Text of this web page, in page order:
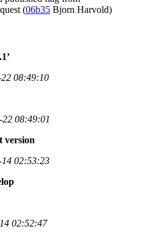
(06b35 Bjorn Harvold)
08:49:10
22 08:49:01
version
14 02:53:23
02:52:47